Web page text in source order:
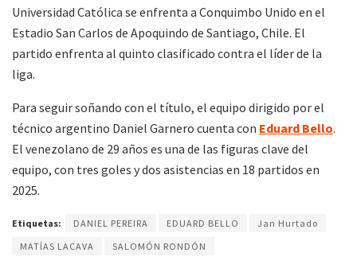
Universidad Católica se enfrenta a Conquimbo Unido en el
Estadio San Carlos de Apoquindo de Santiago, Chile. El
partido enfrenta al quinto clasificado contra el líder de la
liga.
Para seguir soñando con el título, el equipo dirigido por el
técnico argentino Daniel Garnero cuenta con Eduard Bello.
El venezolano de 29 años es una de las figuras clave del
equipo, con tres goles y dos asistencias en 18 partidos en
2025.
Etiquetas: DANIEL PEREIRA EDUARD BELLO
Jan Hurtado
MATÍAS LACAVA
SALOMÓN RONDÓN